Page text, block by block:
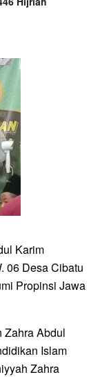
Karim
06 Desa Cibatu
Propinsi Jawa
Zahra Abdul
Islam
Zahra